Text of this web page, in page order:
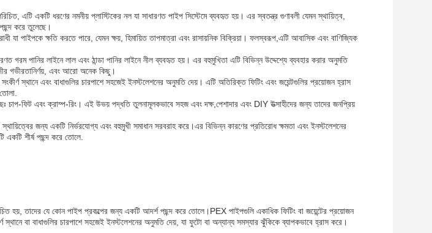
এটি একটি ধরণের নমনীয় প্লাস্টিকের নল যা সাধারণত পাইপ সিস্টেমে ব্যবহৃত হয়। এর স্বতন্ত্র গুণাবলী যেমন স্থায়িত্ব,
করে তুলেছে।
যা পাইপকে ক্ষতি করতে পারে, যেমন ক্ষয়, হিমায়িত তাপমাত্রা এবং রাসায়নিক বিক্রিয়া। ফলস্বরূপ,এটি আবাসিক এবং বাণিজ্যিক
গরম পানির লাইনে লাল এবং ঠান্ডা পানির লাইনে নীল ব্যবহৃত হয়। এর বহুমুখিতা এটি বিভিন্ন উদ্দেশ্যে ব্যবহার করার অনুমতি
গভীরতানির্ণয়, এবং আরো অনেক কিছু।
স্থানে এবং বাধাগুলির চারপাশে সহজেই ইনস্টলেশনের অনুমতি দেয়। এটি অতিরিক্ত ফিটিং এবং জয়েন্টগুলির প্রয়োজন হ্রাস
চাপ-ফিট এবং ক্রাম্প-রিং। এই উভয় পদ্ধতি তুলনামূলকভাবে সহজ এবং দক্ষ,পেশাদার এবং DIY উত্সাহীদের জন্য তাদের জনপ্রিয়
স্থায়িত্বের জন্য একটি নির্ভরযোগ্য এবং বহুমুখী সমাধান সরবরাহ করে।এর বিভিন্ন কারণের প্রতিরোধ ক্ষমতা এবং ইনস্টলেশনের
শীর্ষ পছন্দ করে তোলে.
হয়, তাদের যে কোন পাইপ প্রকল্পের জন্য একটি আদর্শ পছন্দ করে তোলে।PEX পাইপগুলি একাধিক ফিটিং বা জয়েন্টের প্রয়োজন
স্থানে বা বাধাগুলির চারপাশে সহজেই ইনস্টলেশনের অনুমতি দেয়, যা ফুটো বা অন্যান্য সমস্যার ঝুঁকিকে ব্যাপকভাবে হ্রাস করে।